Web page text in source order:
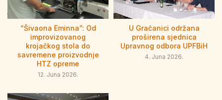
“Šivaona Eminna”: Od
improvizovanog
krojačkog stola do
savremene proizvodnje
HTZ opreme
12. Juna 2026.
U Gračanici održana
proširena sjednica
Upravnog odbora UPFBiH
4. Juna 2026.